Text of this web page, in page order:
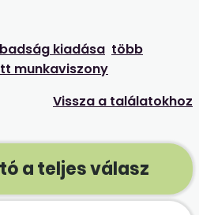
kiadása több
munkaviszony
Vissza a találatokhoz
a teljes válasz